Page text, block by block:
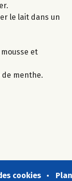
le lait dans un
et
menthe.
cookies